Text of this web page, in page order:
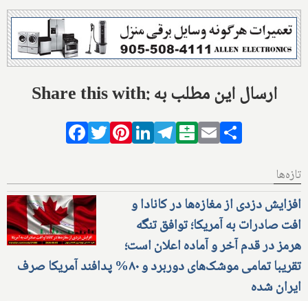
Share this with: ارسال این مطلب به
Facebook
TwitterPinterestLinkedIn
Telegram
Balatarin
Email
تازه‌ها
افزایش دزدی از مغازه‌ها در کانادا و
افت صادرات به آمریکا؛ توافق تنگه
هرمز در قدم آخر و آماده اعلان است؛
تقریبا تمامی موشک‌های دوربرد و ۸۰% پدافند آمریکا صرف
ایران شده